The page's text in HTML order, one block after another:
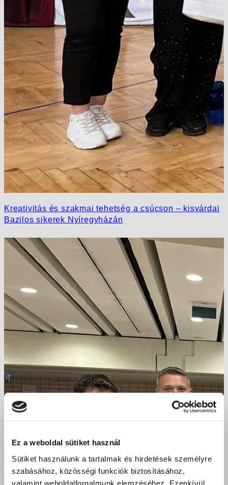
Ez a weboldal sütiket használ
Sütiket használunk a tartalmak és hirdetések személyre
szabásához, közösségi funkciók biztosításához,
valamint weboldalforgalmunk elemzéséhez. Ezenkívül
Kreativitás és szakmai tehetség a csúcson – kisvárdai
Bazilos sikerek Nyíregyházán